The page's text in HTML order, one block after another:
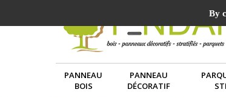
PANNEAU
BOIS
PANNEAU
DÉCORATIF
By